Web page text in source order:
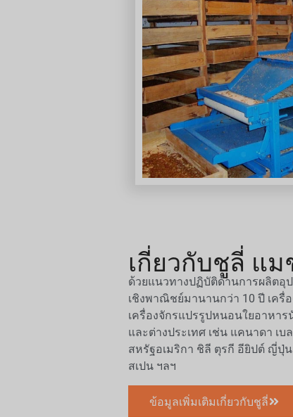
เกี่ยวกับชูลี่ แ
ด้วยแนวทางปฏิบัติด้านการผลิตอุ
เชิงพาณิชย์มานานกว่า 10 ปี เครื่
เครื่องจักรแปรรูปหนอนใยอาหาร
และต่างประเทศ เช่น แคนาดา เบ
สหรัฐอเมริกา ชิลี ตุรกี อียิปต์ ญี่ปุ่
สเปน ฯลฯ
ข้อมูลเพิ่มเติมเกี่ยวกับชูลี่